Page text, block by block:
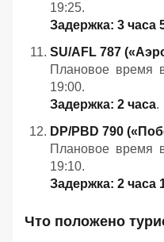
19:25.
Задержка: 3 часа
SU/AFL 787
Плановое время
19:00.
Задержка: 2 часа.
DP/PBD 790
Плановое время
19:10.
Задержка: 2 часа
Что положено